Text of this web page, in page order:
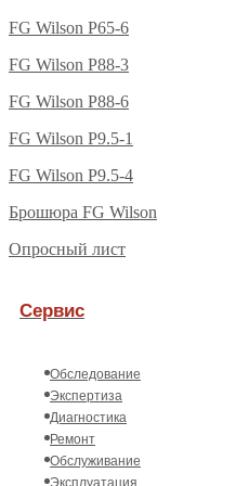
FG Wilson P65-6
FG Wilson P88-3
FG Wilson P88-6
FG Wilson P9.5-1
FG Wilson P9.5-4
Брошюра FG Wilson
Опросный лист
Сервис
Обследование
Экспертиза
Диагностика
Ремонт
Обслуживание
Эксплуатация